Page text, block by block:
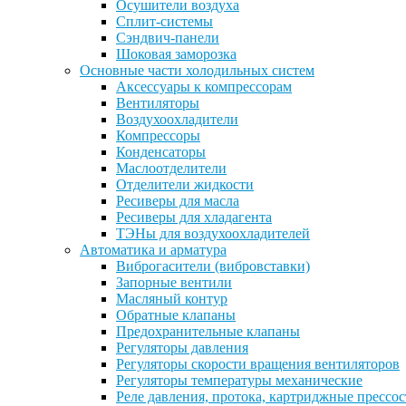
Осушители воздуха
Сплит-системы
Сэндвич-панели
Шоковая заморозка
Основные части холодильных систем
Аксессуары к компрессорам
Вентиляторы
Воздухоохладители
Компрессоры
Конденсаторы
Маслоотделители
Отделители жидкости
Ресиверы для масла
Ресиверы для хладагента
ТЭНы для воздухоохладителей
Автоматика и арматура
Виброгасители (вибровставки)
Запорные вентили
Масляный контур
Обратные клапаны
Предохранительные клапаны
Регуляторы давления
Регуляторы скорости вращения вентиляторов
Регуляторы температуры механические
Реле давления, протока, картриджные